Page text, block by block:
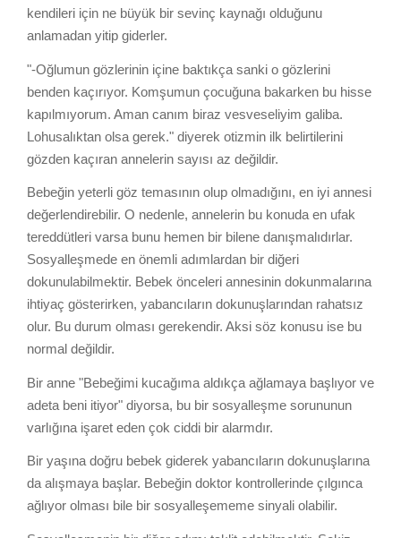
kendileri için ne büyük bir sevinç kaynağı olduğunu
anlamadan yitip giderler.
"-Oğlumun gözlerinin içine baktıkça sanki o gözlerini
benden kaçırıyor. Komşumun çocuğuna bakarken bu hisse
kapılmıyorum. Aman canım biraz vesveseliyim galiba.
Lohusalıktan olsa gerek." diyerek otizmin ilk belirtilerini
gözden kaçıran annelerin sayısı az değildir.
Bebeğin yeterli göz temasının olup olmadığını, en iyi annesi
değerlendirebilir. O nedenle, annelerin bu konuda en ufak
tereddütleri varsa bunu hemen bir bilene danışmalıdırlar.
Sosyalleşmede en önemli adımlardan bir diğeri
dokunulabilmektir. Bebek önceleri annesinin dokunmalarına
ihtiyaç gösterirken, yabancıların dokunuşlarından rahatsız
olur. Bu durum olması gerekendir. Aksi söz konusu ise bu
normal değildir.
Bir anne "Bebeğimi kucağıma aldıkça ağlamaya başlıyor ve
adeta beni itiyor" diyorsa, bu bir sosyalleşme sorununun
varlığına işaret eden çok ciddi bir alarmdır.
Bir yaşına doğru bebek giderek yabancıların dokunuşlarına
da alışmaya başlar. Bebeğin doktor kontrollerinde çılgınca
ağlıyor olması bile bir sosyalleşememe sinyali olabilir.